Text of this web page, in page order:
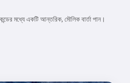
মধ্যে একটি আন্তরিক, মৌলিক বার্তা পান।